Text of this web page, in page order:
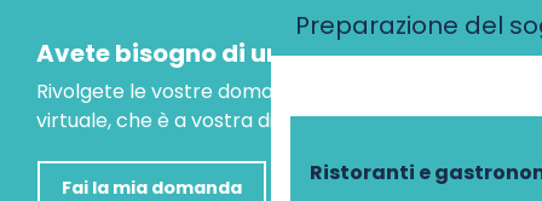
Preparazione del
Ristoranti e
Avete bisogno di un consiglio?
Rivolgete le vostre domande al nostro assistente
virtuale, che è a vostra disposizione per aiutarvi.
Fai la mia domanda